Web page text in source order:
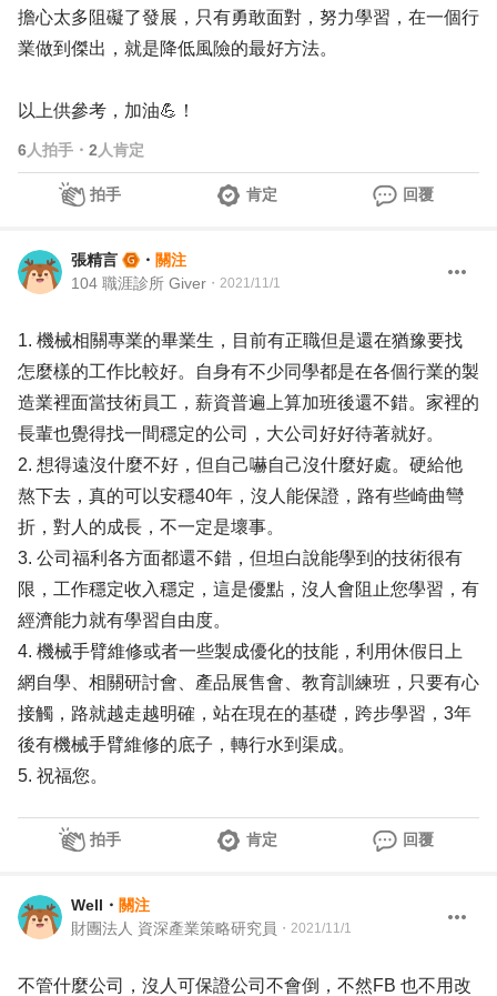
擔心太多阻礙了發展，只有勇敢面對，努力學習，在一個行
業做到傑出，就是降低風險的最好方法。
以上供參考，加油💪！
6人拍手 ・ 2 人肯定
拍手 肯定 回覆
張精言 ・ 關注
104 職涯診所 Giver ・ 2021/11/1
1. 機械相關專業的畢業生，目前有正職但是還在猶豫要找
怎麼樣的工作比較好。自身有不少同學都是在各個行業的製
造業裡面當技術員工，薪資普遍上算加班後還不錯。家裡的
長輩也覺得找一間穩定的公司，大公司好好待著就好。
2. 想得遠沒什麼不好，但自己嚇自己沒什麼好處。硬給他
熬下去，真的可以安穩40年，沒人能保證，路有些崎曲彎
折，對人的成長，不一定是壞事。
3. 公司福利各方面都還不錯，但坦白說能學到的技術很有
限，工作穩定收入穩定，這是優點，沒人會阻止您學習，有
經濟能力就有學習自由度。
4. 機械手臂維修或者一些製成優化的技能，利用休假日上
網自學、相關研討會、產品展售會、教育訓練班，只要有心
接觸，路就越走越明確，站在現在的基礎，跨步學習，3年
後有機械手臂維修的底子，轉行水到渠成。
5. 祝福您。
拍手 肯定 回覆
Well ・ 關注
財團法人 資深產業策略研究員 ・ 2021/11/1
不管什麼公司，沒人可保證公司不會倒，不然FB 也不用改